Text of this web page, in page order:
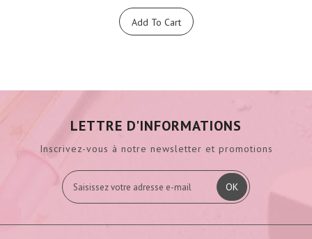
Add To Cart
LETTRE D'INFORMATIONS
Inscrivez-vous à notre newsletter et promotions
OK